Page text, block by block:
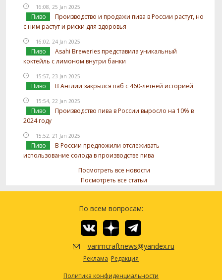
16:08, 25 Jan 2025
Пиво
Производство и продажи пива в России растут, но
с ним растут и риски для здоровья
16:02, 24 Jan 2025
Пиво
Asahi Breweries представила уникальный
коктейль с лимоном внутри банки
15:57, 23 Jan 2025
Пиво В Англии закрылся паб с 460-летней историей
15:54, 22 Jan 2025
Пиво
Производство пива в России выросло на 10% в
2024 году
15:52, 21 Jan 2025
Пиво
В России предложили отслеживать
использование солода в производстве пива
Посмотреть все новости
Посмотреть все статьи
По всем вопросам:
varimcraftnews@yandex.ru
Реклама Редакция
Политика конфиденциальности